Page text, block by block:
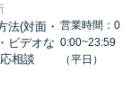
法(対面・
ビデオな
相談
営業時間：0
0:00~23:59
（平日）